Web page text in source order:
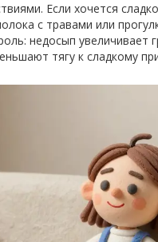
Если хочется
с травами или
недосып увеличивает
тягу к сладкому